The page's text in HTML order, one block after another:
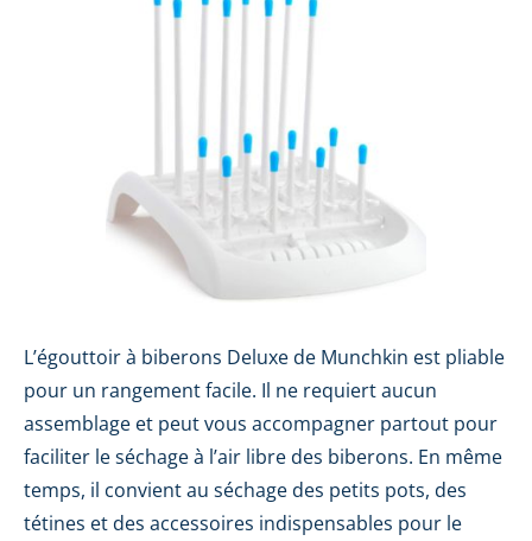
L’égouttoir à biberons Deluxe de Munchkin est pliable
pour un rangement facile. Il ne requiert aucun
assemblage et peut vous accompagner partout pour
faciliter le séchage à l’air libre des biberons. En même
temps, il convient au séchage des petits pots, des
tétines et des accessoires indispensables pour le